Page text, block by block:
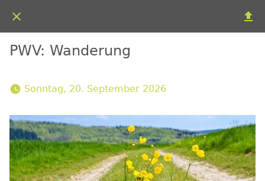
PWV: Wanderung
Sonntag, 20. September 2026